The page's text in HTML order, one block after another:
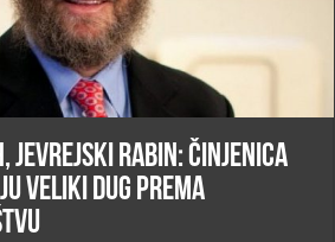
jevrejski rabin: Činjenica
veliki dug prema